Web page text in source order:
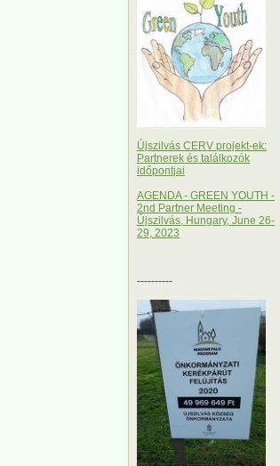
Újszilvás CERV projekt-ek:
Partnerek és találkozók
időpontjai
AGENDA - GREEN YOUTH -
2nd Partner Meeting -
Újszilvás, Hungary, June 26-
29, 2023
----------